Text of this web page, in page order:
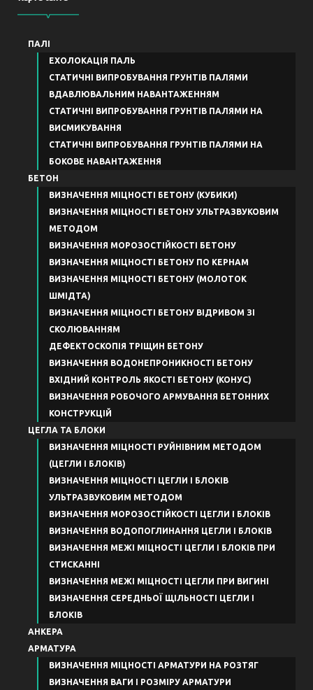
ПАЛІ
ЕХОЛОКАЦІЯ ПАЛЬ
СТАТИЧНІ ВИПРОБУВАННЯ ГРУНТІВ ПАЛЯМИ
ВДАВЛЮВАЛЬНИМ НАВАНТАЖЕННЯМ
СТАТИЧНІ ВИПРОБУВАННЯ ГРУНТІВ ПАЛЯМИ НА
ВИСМИКУВАННЯ
СТАТИЧНІ ВИПРОБУВАННЯ ГРУНТІВ ПАЛЯМИ НА
БОКОВЕ НАВАНТАЖЕННЯ
БЕТОН
ВИЗНАЧЕННЯ МІЦНОСТІ БЕТОНУ (КУБИКИ)
ВИЗНАЧЕННЯ МІЦНОСТІ БЕТОНУ УЛЬТРАЗВУКОВИМ
МЕТОДОМ
ВИЗНАЧЕННЯ МОРОЗОСТІЙКОСТІ БЕТОНУ
ВИЗНАЧЕННЯ МІЦНОСТІ БЕТОНУ ПО КЕРНАМ
ВИЗНАЧЕННЯ МІЦНОСТІ БЕТОНУ (МОЛОТОК
ШМІДТА)
ВИЗНАЧЕННЯ МІЦНОСТІ БЕТОНУ ВІДРИВОМ ЗІ
СКОЛЮВАННЯМ
ДЕФЕКТОСКОПІЯ ТРІЩИН БЕТОНУ
ВИЗНАЧЕННЯ ВОДОНЕПРОНИКНОСТІ БЕТОНУ
ВХІДНИЙ КОНТРОЛЬ ЯКОСТІ БЕТОНУ (КОНУС)
ВИЗНАЧЕННЯ РОБОЧОГО АРМУВАННЯ БЕТОННИХ
КОНСТРУКЦІЙ
ЦЕГЛА ТА БЛОКИ
ВИЗНАЧЕННЯ МІЦНОСТІ РУЙНІВНИМ МЕТОДОМ
(ЦЕГЛИ І БЛОКІВ)
ВИЗНАЧЕННЯ МІЦНОСТІ ЦЕГЛИ І БЛОКІВ
УЛЬТРАЗВУКОВИМ МЕТОДОМ
ВИЗНАЧЕННЯ МОРОЗОСТІЙКОСТІ ЦЕГЛИ І БЛОКІВ
ВИЗНАЧЕННЯ ВОДОПОГЛИНАННЯ ЦЕГЛИ І БЛОКІВ
ВИЗНАЧЕННЯ МЕЖІ МІЦНОСТІ ЦЕГЛИ І БЛОКІВ ПРИ
СТИСКАННІ
ВИЗНАЧЕННЯ МЕЖІ МІЦНОСТІ ЦЕГЛИ ПРИ ВИГИНІ
ВИЗНАЧЕННЯ СЕРЕДНЬОЇ ЩІЛЬНОСТІ ЦЕГЛИ І
БЛОКІВ
АНКЕРА
АРМАТУРА
ВИЗНАЧЕННЯ МІЦНОСТІ АРМАТУРИ НА РОЗТЯГ
ВИЗНАЧЕННЯ ВАГИ І РОЗМІРУ АРМАТУРИ